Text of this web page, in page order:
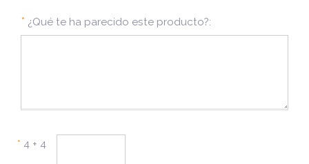
* ¿Qué te ha parecido este producto?:
* 4 + 4